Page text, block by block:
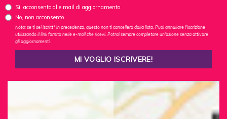
Sì, acconsento alle mail di aggiornamento
No, non acconsento
Nota: se ti sei iscritt* in precedenza, questo non ti cancellerà dalla lista. Puoi annullare l'iscrizione
utilizzando il link fornito nelle e-mail che ricevi. Potrai sempre completare un'azione senza attivare
gli aggiornamenti.